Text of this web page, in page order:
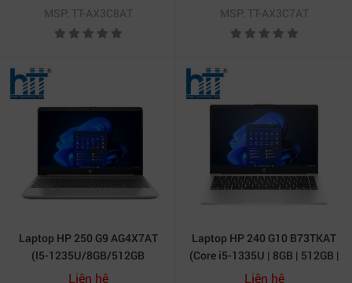
MSP: TT-AX3C8AT MSP: TT-AX3C7AT
Laptop HP 250 G9 AG4X7AT
(I5-1235U/8GB/512GB
PCIE/15.6 FHD/WIN11/BẠC)
Liên hệ
Laptop HP 240 G10 B73TKAT
(Core i5-1335U | 8GB | 512GB |
Intel UHD | 14 inch FHD | Win
Liên hệ